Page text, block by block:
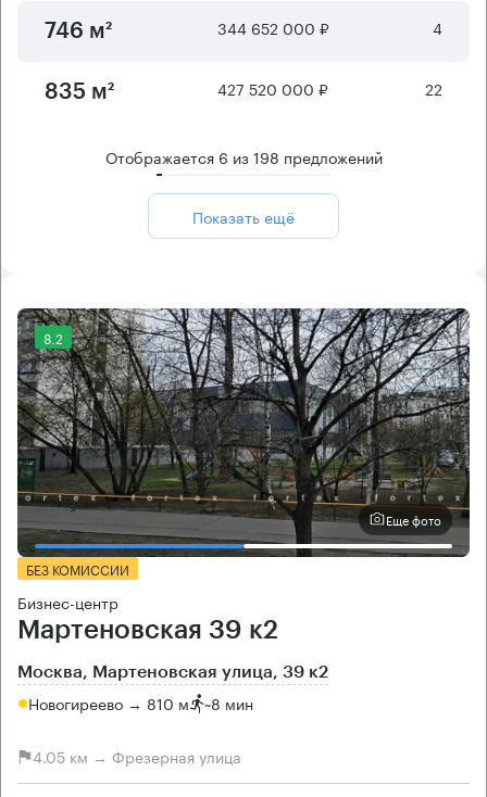
746 м² 344 652 000 ₽ 4
835 м² 427 520 000 ₽ 22
Отображается 6 из198 предложений
Показать ещё
8.2
Еще фото
БЕЗ КОМИССИИ
Бизнес-центр
Мартеновская 39 к2
Москва, Мартеновская улица, 39 к2
Новогиреево → 810 м ~8 мин
4.05 км → Фрезерная улица